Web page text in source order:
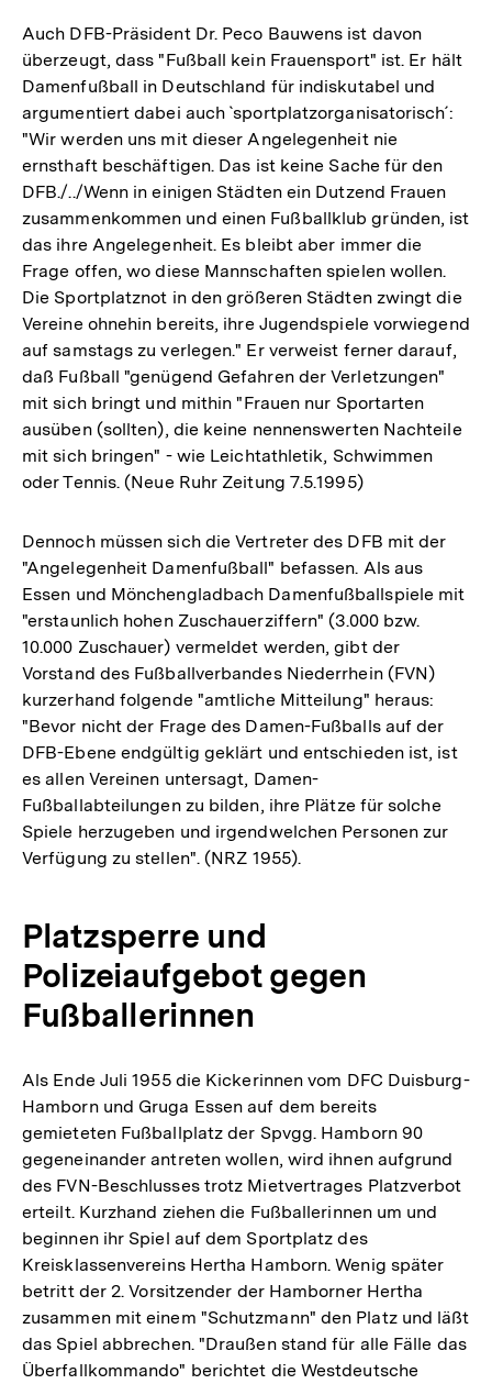
Auch DFB-Präsident Dr. Peco Bauwens ist davon
überzeugt, dass "Fußball kein Frauensport" ist. Er hält
Damenfußball in Deutschland für indiskutabel und
argumentiert dabei auch `sportplatzorganisatorisch´:
"Wir werden uns mit dieser Angelegenheit nie
ernsthaft beschäftigen. Das ist keine Sache für den
DFB./../Wenn in einigen Städten ein Dutzend Frauen
zusammenkommen und einen Fußballklub gründen, ist
das ihre Angelegenheit. Es bleibt aber immer die
Frage offen, wo diese Mannschaften spielen wollen.
Die Sportplatznot in den größeren Städten zwingt die
Vereine ohnehin bereits, ihre Jugendspiele vorwiegend
auf samstags zu verlegen." Er verweist ferner darauf,
daß Fußball "genügend Gefahren der Verletzungen"
mit sich bringt und mithin "Frauen nur Sportarten
ausüben (sollten), die keine nennenswerten Nachteile
mit sich bringen" - wie Leichtathletik, Schwimmen
oder Tennis. (Neue Ruhr Zeitung 7.5.1995)
Dennoch müssen sich die Vertreter des DFB mit der
"Angelegenheit Damenfußball" befassen. Als aus
Essen und Mönchengladbach Damenfußballspiele mit
"erstaunlich hohen Zuschauerziffern" (3.000 bzw.
10.000 Zuschauer) vermeldet werden, gibt der
Vorstand des Fußballverbandes Niederrhein (FVN)
kurzerhand folgende "amtliche Mitteilung" heraus:
"Bevor nicht der Frage des Damen-Fußballs auf der
DFB-Ebene endgültig geklärt und entschieden ist, ist
es allen Vereinen untersagt, Damen-
Fußballabteilungen zu bilden, ihre Plätze für solche
Spiele herzugeben und irgendwelchen Personen zur
Verfügung zu stellen". (NRZ 1955).
Platzsperre und
Polizeiaufgebot gegen
Fußballerinnen
Als Ende Juli 1955 die Kickerinnen vom DFC Duisburg-
Hamborn und Gruga Essen auf dem bereits
gemieteten Fußballplatz der Spvgg. Hamborn 90
gegeneinander antreten wollen, wird ihnen aufgrund
des FVN-Beschlusses trotz Mietvertrages Platzverbot
erteilt. Kurzhand ziehen die Fußballerinnen um und
beginnen ihr Spiel auf dem Sportplatz des
Kreisklassenvereins Hertha Hamborn. Wenig später
betritt der 2. Vorsitzender der Hamborner Hertha
zusammen mit einem "Schutzmann" den Platz und läßt
das Spiel abbrechen. "Draußen stand für alle Fälle das
Überfallkommando" berichtet die Westdeutsche